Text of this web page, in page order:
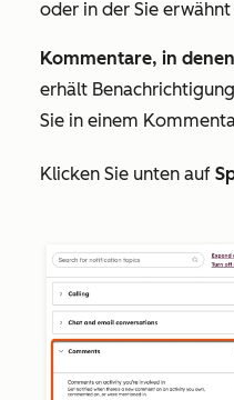
oder in der Sie
Kommentare, in
erhält
Sie in einem
Klicken Sie unten auf